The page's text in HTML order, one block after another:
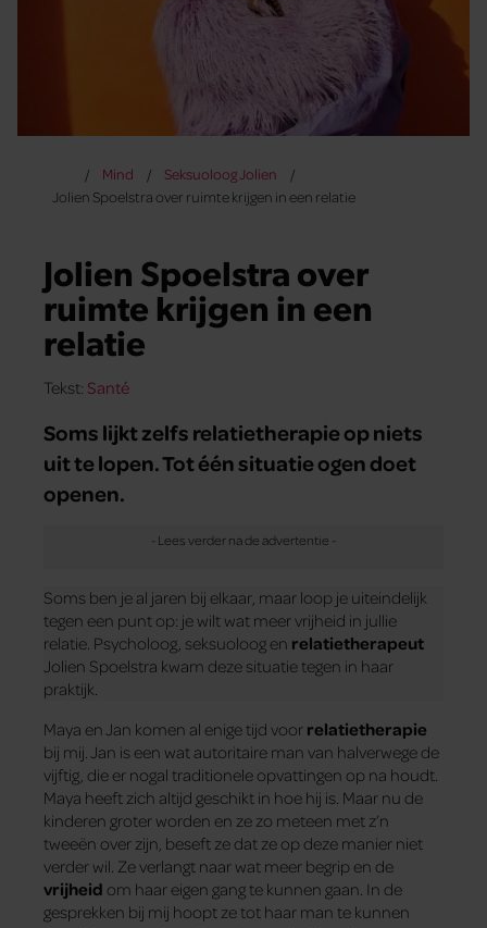
Mind
Seksuoloog Jolien
Jolien Spoelstra over ruimte krijgen in een relatie
Jolien Spoelstra over
ruimte krijgen in een
relatie
Tekst: Santé
Soms lijkt zelfs relatietherapie op niets
uit te lopen. Tot één situatie ogen doet
openen.
Soms ben je al jaren bij elkaar, maar loop je uiteindelijk
tegen een punt op: je wilt wat meer vrijheid in jullie
relatie. Psycholoog, seksuoloog en relatietherapeut
Jolien Spoelstra kwam deze situatie tegen in haar
praktijk.
Maya en Jan komen al enige tijd voor relatietherapie
bij mij. Jan is een wat autoritaire man van halverwege de
vijftig, die er nogal traditionele opvattingen op na houdt.
Maya heeft zich altijd geschikt in hoe hij is. Maar nu de
kinderen groter worden en ze zo meteen met z’n
tweeën over zijn, beseft ze dat ze op deze manier niet
verder wil. Ze verlangt naar wat meer begrip en de
vrijheid om haar eigen gang te kunnen gaan. In de
gesprekken bij mij hoopt ze tot haar man te kunnen